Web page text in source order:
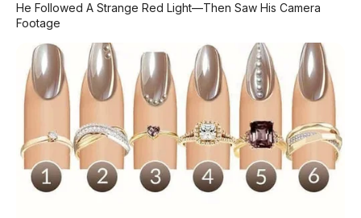
He Followed A Strange Red Light—Then Saw His Camera
Footage